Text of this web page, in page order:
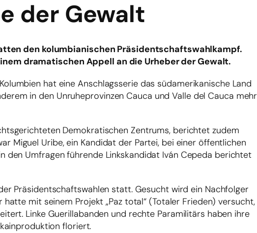
der Gewalt
den kolumbianischen Präsidentschaftswahlkampf.
dramatischen Appell an die Urheber der Gewalt.
hat eine Anschlagsserie das südamerikanische Land
in den Unruheprovinzen Cauca und Valle del Cauca mehr
Demokratischen Zentrums, berichtet zudem
Miguel Uribe, ein Kandidat der Partei, bei einer öffentlichen
den Umfragen führende Linkskandidat Iván Cepeda berichtet
Präsidentschaftswahlen statt. Gesucht wird ein Nachfolger
mit seinem Projekt „Paz total“ (Totaler Frieden) versucht,
Linke Guerillabanden und rechte Paramilitärs haben ihre
floriert.